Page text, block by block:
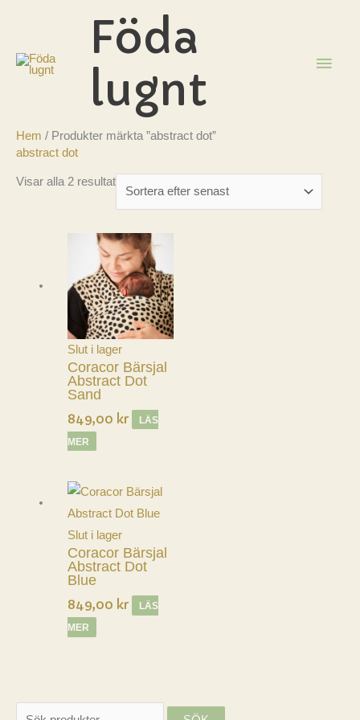
Föda
lugnt
Hem / Produkter märkta ”abstract dot”
abstract dot
Visar alla 2 resultatSortera
efter
Slut i lager
Coracor Bärsjal
Abstract Dot
Sand
849,00 kr LÄS
MER
Slut i lager
Coracor Bärsjal
Abstract Dot
Blue
849,00 kr LÄS
MER